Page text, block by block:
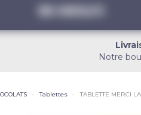
Notre
Tablettes TABLETTE MERCI